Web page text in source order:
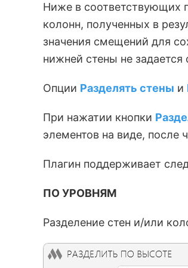
Ниже в соответствующих
колонн, полученных в
значения смещений для
нижней стены не
Опции Разделять стены и
При нажатии кнопки
элементов на виде, после
Плагин поддерживает
ПО УРОВНЯМ
Разделение стен и/или